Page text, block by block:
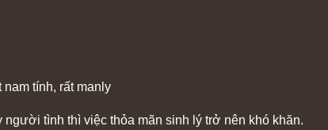
nam tính, rất manly
tình thì việc thỏa mãn sinh lý trở nên khó khăn.